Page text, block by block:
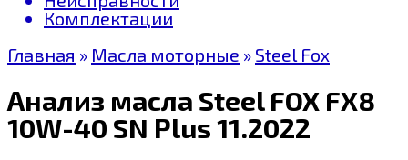
Комплектации
Главная » Масла моторные » Steel Fox
Анализ масла Steel FOX FX8
10W-40 SN Plus 11.2022